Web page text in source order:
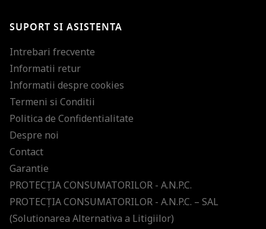
SUPORT SI ASISTENTA
Intrebari frecvente
Informatii retur
Informatii despre cookies
Termeni si Conditii
Politica de Confidentialitate
Despre noi
Contact
Garantie
PROTECŢIA CONSUMATORILOR - A.N.P.C.
PROTECŢIA CONSUMATORILOR - A.N.P.C. – SAL
(Solutionarea Alternativa a Litigiilor)